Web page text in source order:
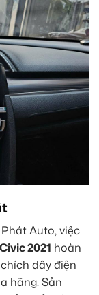
Auto, việc
2021 hoàn
dây điện
hãng. Sản